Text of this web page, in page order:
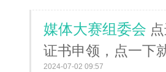
媒体大赛组委会
证书申领，点一下
2024-07-02 09:57